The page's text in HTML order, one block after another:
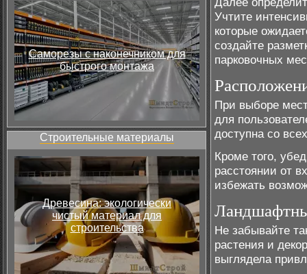
Саморезы с наконечником для
быстрого монтажа
Строительные материалы
Древесина: экологически
чистый материал для
строительства
Учтите
которые
создайте
парковочных
При выборе
для
доступна со
Кроме того,
расстоянии от
избежать
Не забывайте
растения и
выглядела